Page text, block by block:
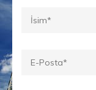
Ad*
E-